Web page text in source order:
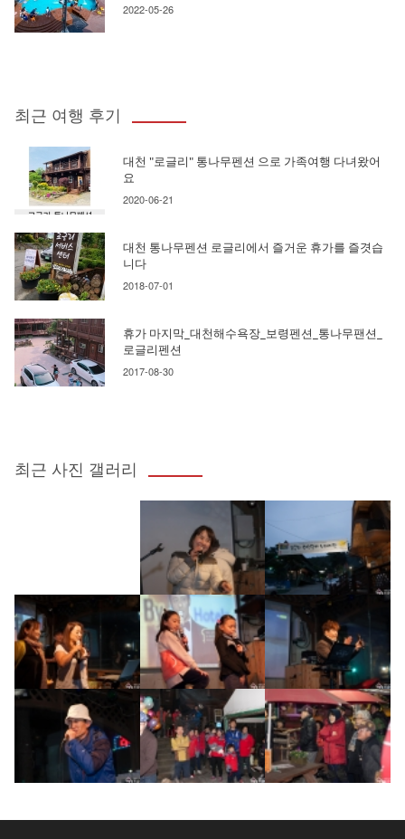
2022-05-26
최근 여행 후기
대천 "로글리" 통나무펜션 으로 가족여행 다녀왔어
요
2020-06-21
대천 통나무펜션 로글리에서 즐거운 휴가를 즐겻습
니다
2018-07-01
휴가 마지막_대천해수욕장_보령펜션_통나무팬션_
로글리펜션
2017-08-30
최근 사진 갤러리